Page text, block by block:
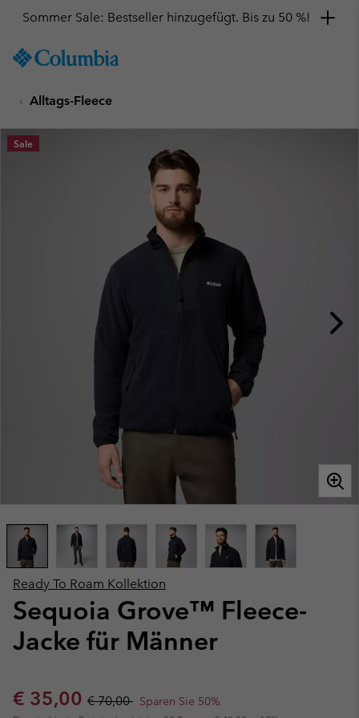
TO
SKIP
MAIN
NAV
Sommer Sale: Bestseller hinzugefügt. Bis zu 50 %!
Alltags-Fleece
Ready To Roam Kollektion
Sequoia Grove™ Fleece-
Jacke für Männer
Sale price:
€ 35,00 Regular price:
€ 70,00 Sparen Sie 50%
Sale